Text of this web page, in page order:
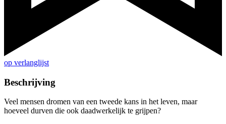
op verlanglijst
Beschrijving
Veel mensen dromen van een tweede kans in het leven, maar
hoeveel durven die ook daadwerkelijk te grijpen?